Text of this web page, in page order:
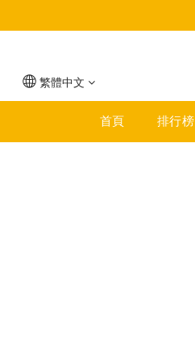
繁體中文
首頁 排行榜